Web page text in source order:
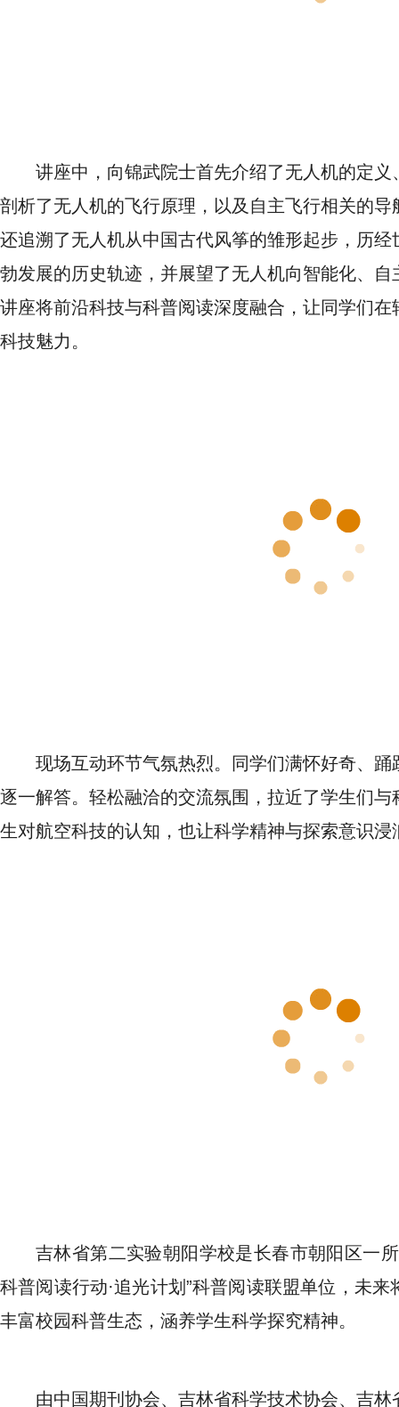
讲座中，向锦武院士首先介绍了无人机的定
剖析了无人机的飞行原理，以及自主飞行相关的
还追溯了无人机从中国古代风筝的雏形起步，历
勃发展的历史轨迹，并展望了无人机向智能化、
讲座将前沿科技与科普阅读深度融合，让同学们
科技魅力。
现场互动环节气氛热烈。同学们满怀好奇、
逐一解答。轻松融洽的交流氛围，拉近了学生们
生对航空科技的认知，也让科学精神与探索意识浸
吉林省第二实验朝阳学校是长春市朝阳区一
科普阅读行动·追光计划”科普阅读联盟单位，未
丰富校园科普生态，涵养学生科学探究精神。
由中国期刊协会、吉林省科学技术协会、吉